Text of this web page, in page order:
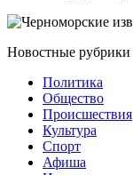
Новостные рубрики
Политика
Общество
Проиcшествия
Культура
Спорт
Афиша